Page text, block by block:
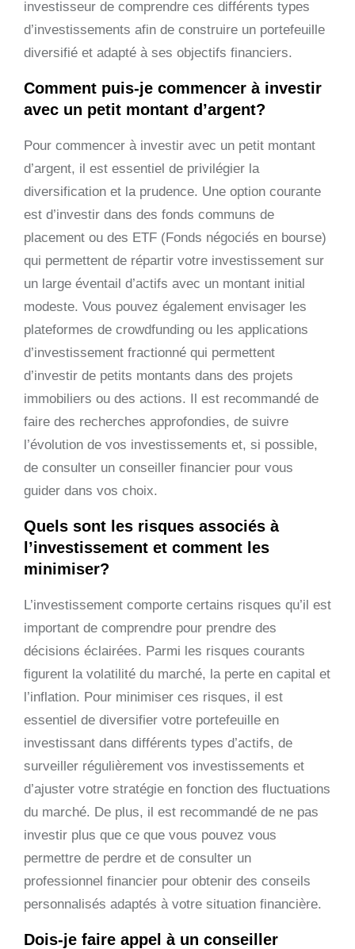
investisseur de comprendre ces différents types
d’investissements afin de construire un portefeuille
diversifié et adapté à ses objectifs financiers.
Comment puis-je commencer à investir
avec un petit montant d’argent?
Pour commencer à investir avec un petit montant
d’argent, il est essentiel de privilégier la
diversification et la prudence. Une option courante
est d’investir dans des fonds communs de
placement ou des ETF (Fonds négociés en bourse)
qui permettent de répartir votre investissement sur
un large éventail d’actifs avec un montant initial
modeste. Vous pouvez également envisager les
plateformes de crowdfunding ou les applications
d’investissement fractionné qui permettent
d’investir de petits montants dans des projets
immobiliers ou des actions. Il est recommandé de
faire des recherches approfondies, de suivre
l’évolution de vos investissements et, si possible,
de consulter un conseiller financier pour vous
guider dans vos choix.
Quels sont les risques associés à
l’investissement et comment les
minimiser?
L’investissement comporte certains risques qu’il est
important de comprendre pour prendre des
décisions éclairées. Parmi les risques courants
figurent la volatilité du marché, la perte en capital et
l’inflation. Pour minimiser ces risques, il est
essentiel de diversifier votre portefeuille en
investissant dans différents types d’actifs, de
surveiller régulièrement vos investissements et
d’ajuster votre stratégie en fonction des fluctuations
du marché. De plus, il est recommandé de ne pas
investir plus que ce que vous pouvez vous
permettre de perdre et de consulter un
professionnel financier pour obtenir des conseils
personnalisés adaptés à votre situation financière.
Dois-je faire appel à un conseiller